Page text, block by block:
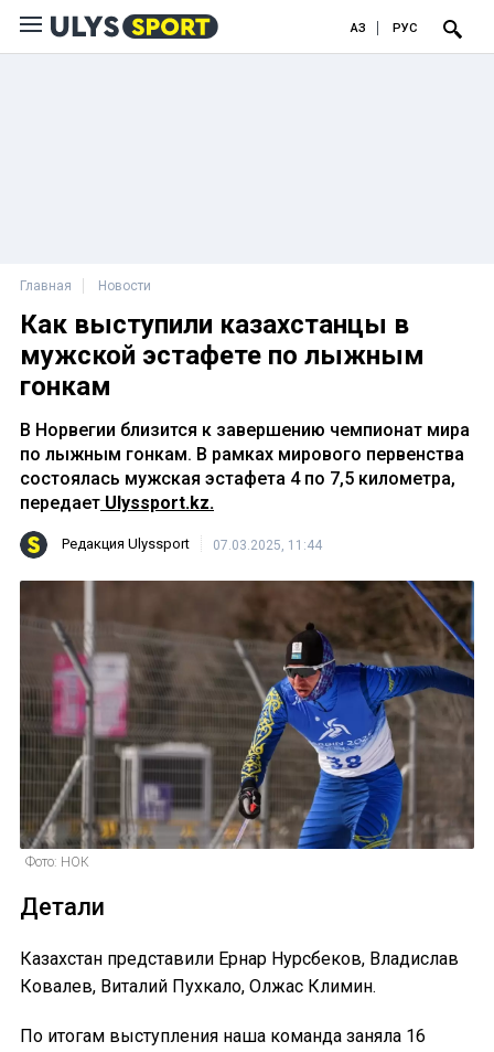
ҚАЗ РУС
Главная Новости
Как выступили казахстанцы в
мужской эстафете по лыжным
гонкам
В Норвегии близится к завершению чемпионат мира
по лыжным гонкам. В рамках мирового первенства
состоялась мужская эстафета 4 по 7,5 километра,
передает Ulyssport.kz.
Редакция Ulyssport 07.03.2025, 11:44
Фото: НОК
Детали
Казахстан представили Ернар Нурсбеков, Владислав
Ковалев, Виталий Пухкало, Олжас Климин.
По итогам выступления наша команда заняла 16